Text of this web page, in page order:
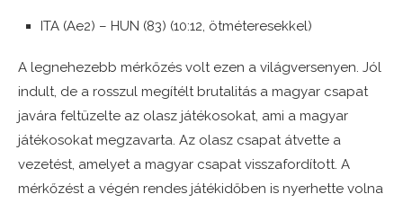
ITA (Ae2) – HUN (83) (10:12, ötméteresekkel)
A legnehezebb mérkőzés volt ezen a világversenyen. Jól
indult, de a rosszul megítélt brutalitás a magyar csapat
javára feltüzelte az olasz játékosokat, ami a magyar
játékosokat megzavarta. Az olasz csapat átvette a
vezetést, amelyet a magyar csapat visszafordított. A
mérkőzést a végén rendes játékidőben is nyerhette volna